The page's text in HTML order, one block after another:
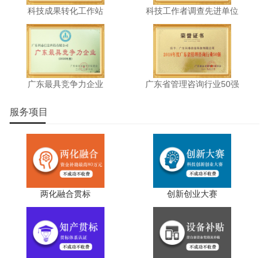
科技成果转化工作站 科技工作者调查先进单位
广东最具竞争力企业 广东省管理咨询行业50强
服务项目
两化融合贯标 创新创业大赛